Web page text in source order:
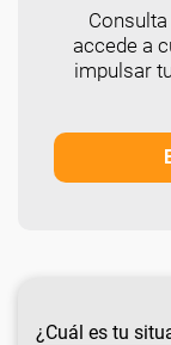
Consulta
accede a
impulsar
¿Cuál es tu